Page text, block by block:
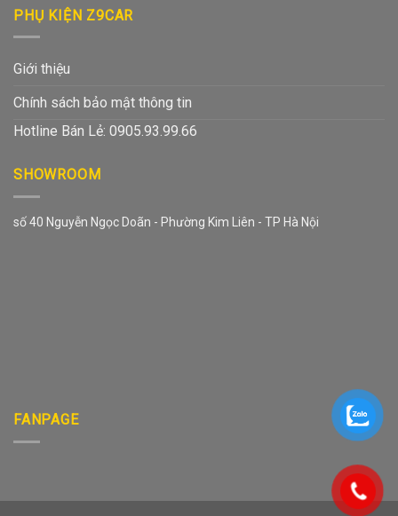
PHỤ KIỆN Z9CAR
Giới thiệu
Chính sách bảo mật thông tin
Hotline Bán Lẻ: 0905.93.99.66
SHOWROOM
số 40 Nguyễn Ngọc Doãn - Phường Kim Liên - TP Hà Nội
FANPAGE